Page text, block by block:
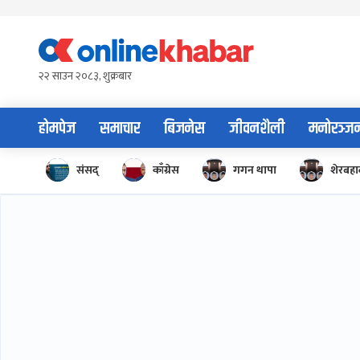
content२२ साउन २०८३, शुक्रबार
होमपेज समाचार बिजनेस जीवनशैली
संसद् काँग्रेस गगन थापा